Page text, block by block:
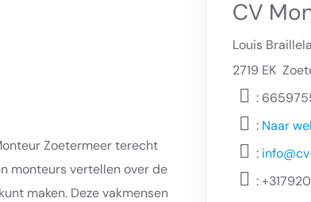
Zoetermeer terecht
monteurs vertellen over de
maken. Deze vakmensen
CV
Louis
2719 EK
:
:Naar
:
: